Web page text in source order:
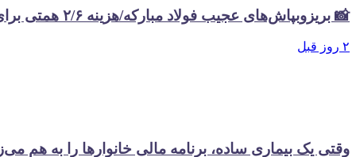
📸 بریزوبپاش‌های عجیب فولاد مبارکه/هزینه ۲/۶ همتی برای تبلیغات در سال گذشته
۲ روز قبل
وقتی یک بیماری ساده، برنامه مالی خانوارها را به هم